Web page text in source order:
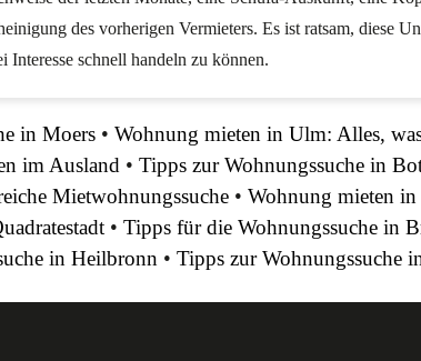
des vorherigen Vermieters. Es ist ratsam, diese
Interesse schnell handeln zu können.
in Moers • Wohnung mieten in Ulm: Alles,
im Ausland • Tipps zur Wohnungssuche in
Mietwohnungssuche • Wohnung mieten
• Tipps für die Wohnungssuche in
in Heilbronn • Tipps zur Wohnungssuche